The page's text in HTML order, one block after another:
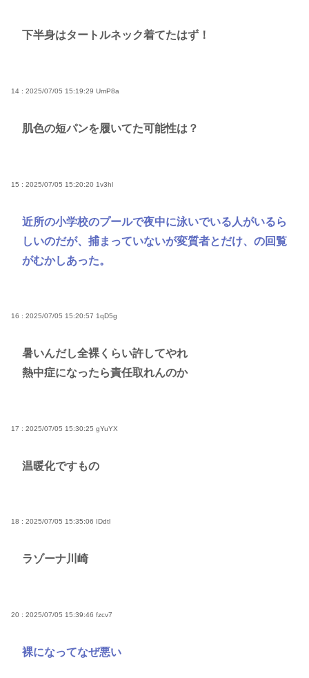
下半身はタートルネック着てたはず！
14 : 2025/07/05 15:19:29 UmP8a
肌色の短パンを履いてた可能性は？
15 : 2025/07/05 15:20:20 1v3hl
近所の小学校のプールで夜中に泳いでいる人がいるら
しいのだが、捕まっていないが変質者とだけ、の回覧
がむかしあった。
16 : 2025/07/05 15:20:57 1qD5g
暑いんだし全裸くらい許してやれ
熱中症になったら責任取れんのか
17 : 2025/07/05 15:30:25 gYuYX
温暖化ですもの
18 : 2025/07/05 15:35:06 IDdtl
ラゾーナ川崎
20 : 2025/07/05 15:39:46 fzcv7
裸になってなぜ悪い